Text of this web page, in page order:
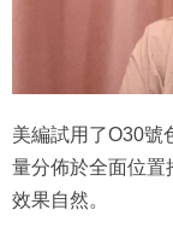
美編試用了O30號
量分佈於全面位置
效果自然。